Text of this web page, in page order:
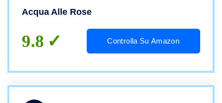
Rassoda la Pelle, Aiuta la Produzione di
Collagene, 50 ml
Acqua Alle Rose
9.8 Controlla Su Amazon